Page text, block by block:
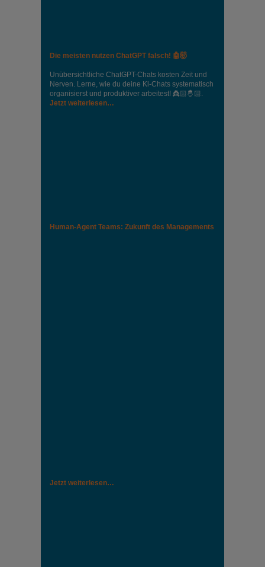
Die meisten nutzen ChatGPT falsch! 🤖🤯
Unübersichtliche ChatGPT-Chats kosten Zeit und
Nerven. Lerne, wie du deine Kl-Chats systematisch
organisierst und produktiver arbeitest! 👸🏻🤴🏻.
Jetzt weiterlesen…
Human-Agent Teams: Zukunft des Managements
Jetzt weiterlesen…